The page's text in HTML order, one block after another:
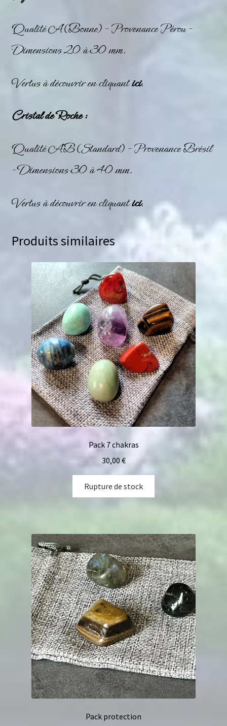
Qualité A (Bonne) – Provenance Pérou –
Dimensions 20 à 30 mm.
Vertus à découvrir en cliquantici.
Cristal de Roche :
Qualité AB (Standard) – Provenance Brésil
– Dimensions 30 à 40 mm.
Vertus à découvrir en cliquantici.
Produits similaires
Pack 7 chakras
30,00 €
Rupture de stock
Pack protection